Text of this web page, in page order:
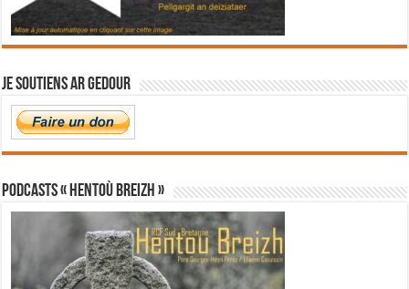
Je soutiens Ar Gedour
PODCASTS « Hentoù Breizh »